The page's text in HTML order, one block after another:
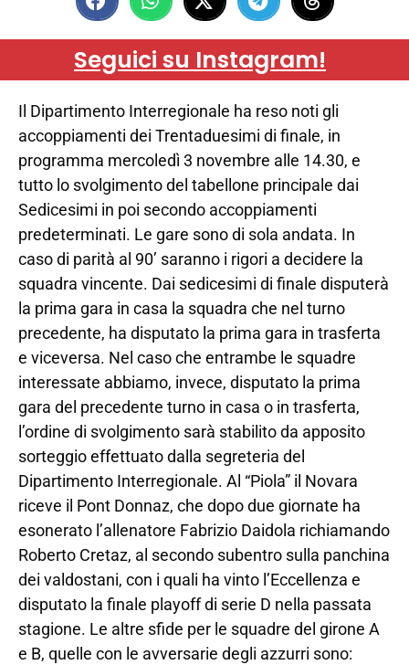
Seguici su Instagram!
Il Dipartimento Interregionale ha reso noti gli
accoppiamenti dei Trentaduesimi di finale, in
programma mercoledì 3 novembre alle 14.30, e
tutto lo svolgimento del tabellone principale dai
Sedicesimi in poi secondo accoppiamenti
predeterminati. Le gare sono di sola andata. In
caso di parità al 90’ saranno i rigori a decidere la
squadra vincente. Dai sedicesimi di finale disputerà
la prima gara in casa la squadra che nel turno
precedente, ha disputato la prima gara in trasferta
e viceversa. Nel caso che entrambe le squadre
interessate abbiamo, invece, disputato la prima
gara del precedente turno in casa o in trasferta,
l’ordine di svolgimento sarà stabilito da apposito
sorteggio effettuato dalla segreteria del
Dipartimento Interregionale. Al “Piola” il Novara
riceve il Pont Donnaz, che dopo due giornate ha
esonerato l’allenatore Fabrizio Daidola richiamando
Roberto Cretaz, al secondo subentro sulla panchina
dei valdostani, con i quali ha vinto l’Eccellenza e
disputato la finale playoff di serie D nella passata
stagione. Le altre sfide per le squadre del girone A
e B, quelle con le avversarie degli azzurri sono: